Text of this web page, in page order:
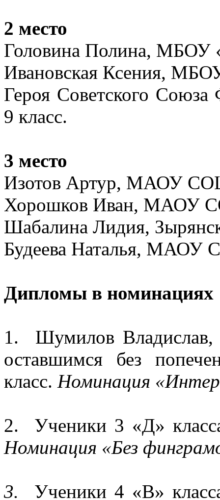
2 место
Головина Полина, МБОУ
Ивановская Ксения,
Героя Советского
9 класс.
3 место
Изотов Артур, МАОУ
Хорошков Иван, МАОУ
Шабалина Лидия,
Будеева Наталья, МАОУ
Дипломы в номинациях
1. Шумилов
оставшимся без
класс. Номинация
2. Ученики 3 «Д»
Номинация «Без
3. Ученики 4 «В»